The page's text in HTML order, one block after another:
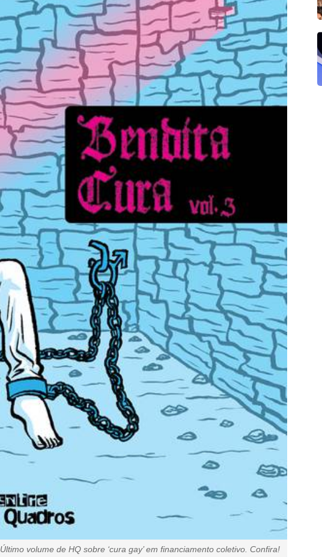
Último volume de HQ sobre ‘cura gay’ em financiamento coletivo. Confira!